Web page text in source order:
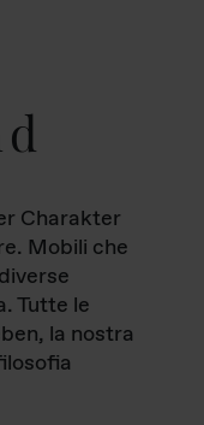
Charakter
Mobili che
Tutte le
la nostra